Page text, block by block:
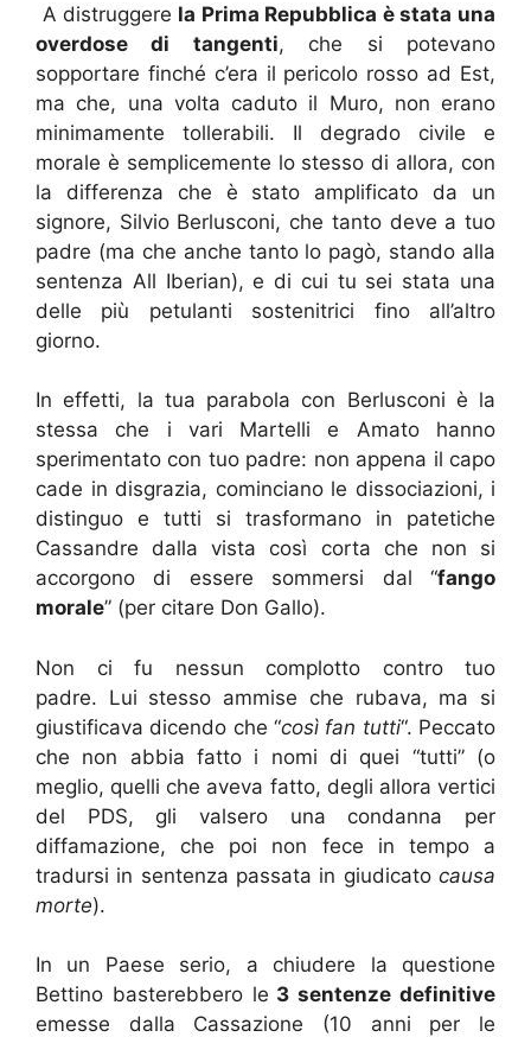
A distruggere la Prima Repubblica è stata una
overdose di tangenti, che si potevano
sopportare finché c’era il pericolo rosso ad Est,
ma che, una volta caduto il Muro, non erano
minimamente tollerabili. Il degrado civile e
morale è semplicemente lo stesso di allora, con
la differenza che è stato amplificato da un
signore, Silvio Berlusconi, che tanto deve a tuo
padre (ma che anche tanto lo pagò, stando alla
sentenza All Iberian), e di cui tu sei stata una
delle più petulanti sostenitrici fino all’altro
giorno.
In effetti, la tua parabola con Berlusconi è la
stessa che i vari Martelli e Amato hanno
sperimentato con tuo padre: non appena il capo
cade in disgrazia, cominciano le dissociazioni, i
distinguo e tutti si trasformano in patetiche
Cassandre dalla vista così corta che non si
accorgono di essere sommersi dal “fango
morale” (per citare Don Gallo).
Non ci fu nessun complotto contro tuo
padre. Lui stesso ammise che rubava, ma si
giustificava dicendo che “così fan tutti“. Peccato
che non abbia fatto i nomi di quei “tutti” (o
meglio, quelli che aveva fatto, degli allora vertici
del PDS, gli valsero una condanna per
diffamazione, che poi non fece in tempo a
tradursi in sentenza passata in giudicato causa
morte).
In un Paese serio, a chiudere la questione
Bettino basterebbero le 3 sentenze definitive
emesse dalla Cassazione (10 anni per le